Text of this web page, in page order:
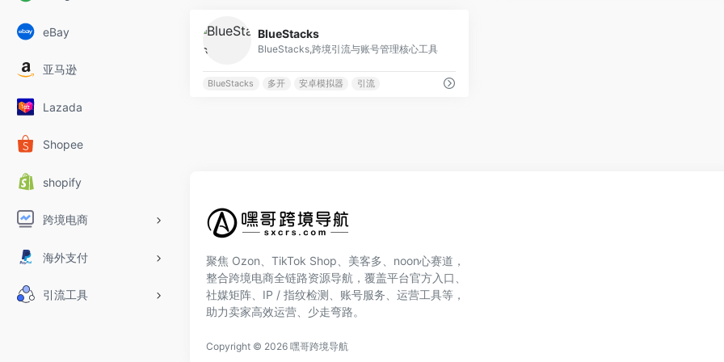
eBay
亚马逊
Lazada
Shopee
shopify
跨境电商
海外支付
引流工具
BlueStacks
BlueStacks,跨境引流与账号管理核心工具
BlueStacks 多开 安卓模拟器 引流
聚焦 Ozon、TikTok Shop、美客多、noon心赛道，
整合跨境电商全链路资源导航，覆盖平台官方入口、
社媒矩阵、IP / 指纹检测、账号服务、运营工具等，
助力卖家高效运营、少走弯路。
Copyright © 2026 嘿哥跨境导航